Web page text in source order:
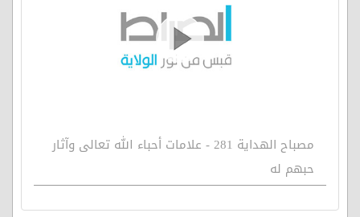
مصباح الهداية 281 - علامات أحباء الله تعالى وآثار
حبهم له